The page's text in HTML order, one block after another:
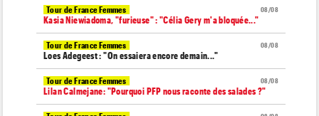
08/08
Tour de France Femmes
Kasia Niewiadoma, "furieuse" : "Célia Gery m'a bloquée..."
08/08
Tour de France Femmes
Loes Adegeest : "On essaiera encore demain..."
08/08
Tour de France Femmes
Lilan Calmejane: "Pourquoi PFP nous raconte des salades ?"